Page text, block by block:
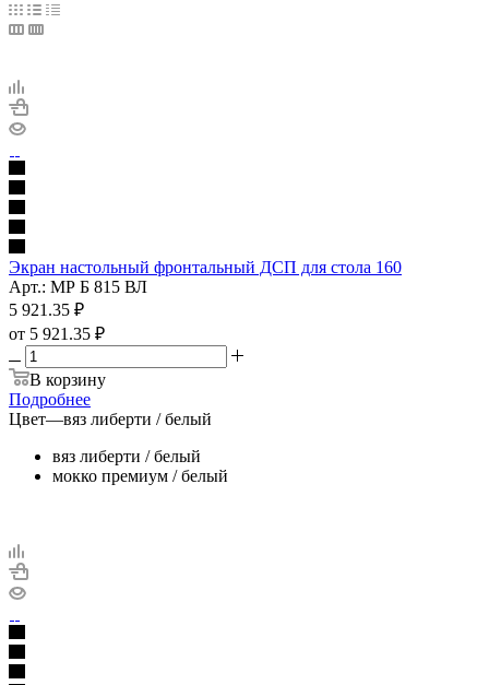
Экран настольный фронтальный ДСП для стола 160
Арт.: МР Б 815 ВЛ
5 921.35 ₽
от 5 921.35 ₽
В корзину
Подробнее
Цвет—вяз либерти / белый
вяз либерти / белый
мокко премиум / белый